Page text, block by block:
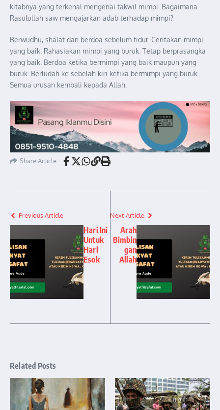
kitabnya yang terkenal mengenai takwil mimpi. Bagaimana
Rasulullah saw mengajarkan adab terhadap mimpi?
Berwudhu, shalat dan berdoa sebelum tidur. Ceritakan mimpi
yang baik. Rahasiakan mimpi yang buruk. Tetap berprasangka
yang baik. Berdoa ketika bermimpi yang baik maupun yang
buruk. Berludah ke sebelah kiri ketika bermimpi yang buruk.
Semua urusan kembali kepada Allah.
Share Article
Previous Article
Hari Ini
Untuk
Hari
Esok
Next Article
Arah
Bimbin
gan
Allah
Related Posts